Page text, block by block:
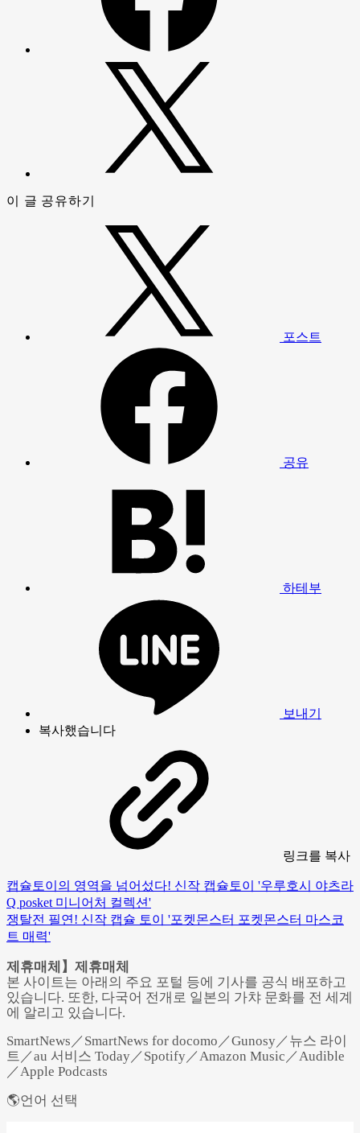
이 글 공유하기
포스트
공유
하테부
보내기
복사했습니다
링크를 복사
캡슐토이의 영역을 넘어섰다! 신작 캡슐토이 '우루호시 야츠라
Q posket 미니어처 컬렉션'
쟁탈전 필연! 신작 캡슐 토이 '포켓몬스터 포켓몬스터 마스코
트 매력'
제휴매체】제휴매체
본 사이트는 아래의 주요 포털 등에 기사를 공식 배포하고
있습니다. 또한, 다국어 전개로 일본의 가챠 문화를 전 세계
에 알리고 있습니다.
SmartNews／SmartNews for docomo／Gunosy／뉴스 라이
트／au 서비스 Today／Spotify／Amazon Music／Audible
／Apple Podcasts
🌎언어 선택